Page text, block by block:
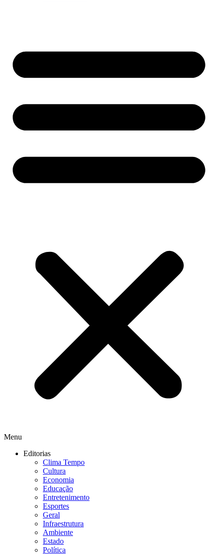
Menu
Editorias
Clima Tempo
Cultura
Economia
Educação
Entretenimento
Esportes
Geral
Infraestrutura
Ambiente
Estado
Política